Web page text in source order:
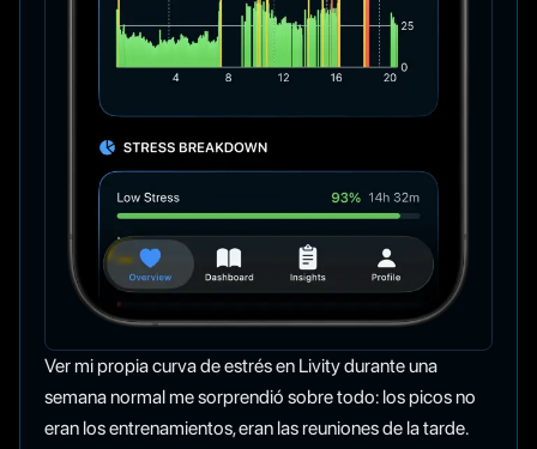
Ver mi propia curva de estrés en Livity durante una
semana normal me sorprendió sobre todo: los picos no
eran los entrenamientos, eran las reuniones de la tarde.